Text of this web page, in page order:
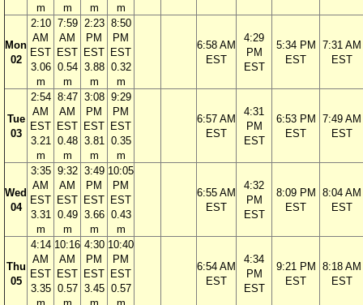
m
m
m
m
Mon
02
2:10
AM
EST
3.06
m
7:59
AM
EST
0.54
m
2:23
PM
EST
3.88
m
8:50
PM
EST
0.32
m
6:58 AM
EST
4:29
PM
EST
5:34 PM
EST
7:31 AM
EST
Tue
03
2:54
AM
EST
3.21
m
8:47
AM
EST
0.48
m
3:08
PM
EST
3.81
m
9:29
PM
EST
0.35
m
6:57 AM
EST
4:31
PM
EST
6:53 PM
EST
7:49 AM
EST
Wed
04
3:35
AM
EST
3.31
m
9:32
AM
EST
0.49
m
3:49
PM
EST
3.66
m
10:05
PM
EST
0.43
m
6:55 AM
EST
4:32
PM
EST
8:09 PM
EST
8:04 AM
EST
Thu
05
4:14
AM
EST
3.35
10:16
AM
EST
0.57
4:30
PM
EST
3.45
10:40
PM
EST
0.57
6:54 AM
EST
4:34
PM
EST
9:21 PM
EST
8:18 AM
EST